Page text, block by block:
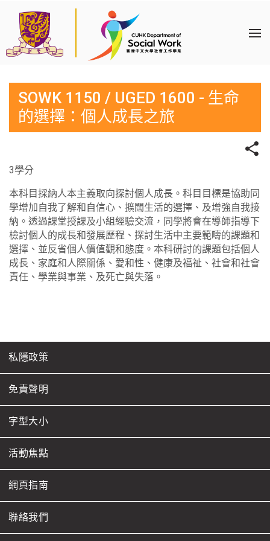
SOWK 1150 / UGED 1600 - 生命
的選擇：個人成長之旅
3學分
本科目採納人本主義取向探討個人成長。科目目標是協助同
學增加自我了解和自信心、擴闊生活的選擇、及增強自我接
納。透過課堂授課及小組經驗交流，同學將會在導師指導下
檢討個人的成長和發展歷程、探討生活中主要範疇的課題和
選擇、並反省個人價值觀和態度。本科研討的課題包括個人
成長、家庭和人際關係、愛和性、健康及福祉、社會和社會
責任、學業與事業、及死亡與失落。
私隱政策
免責聲明
字型大小
活動焦點
網頁指南
聯絡我們